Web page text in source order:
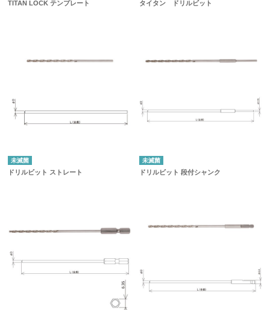
TITAN LOCK テンプレート タイタン ドリルビット
未滅菌
ドリルビット ストレート
未滅菌
ドリルビット 段付シャンク